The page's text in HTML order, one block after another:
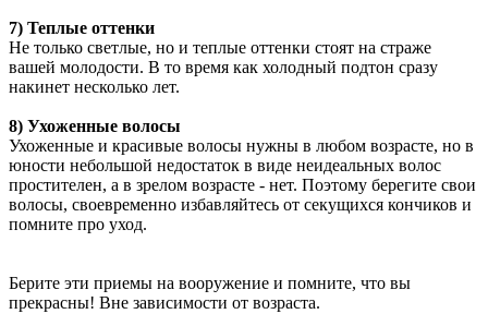
7) Теплые оттенки
Не только светлые, но и теплые оттенки стоят на страже
вашей молодости. В то время как холодный подтон сразу
накинет несколько лет.
8) Ухоженные волосы
Ухоженные и красивые волосы нужны в любом возрасте, но в
юности небольшой недостаток в виде неидеальных волос
простителен, а в зрелом возрасте - нет. Поэтому берегите свои
волосы, своевременно избавляйтесь от секущихся кончиков и
помните про уход.
Берите эти приемы на вооружение и помните, что вы
прекрасны! Вне зависимости от возраста.